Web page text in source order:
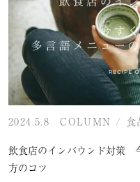
2024.5.8 COLUMN / 食
飲食店のインバウンド対策
方のコツ